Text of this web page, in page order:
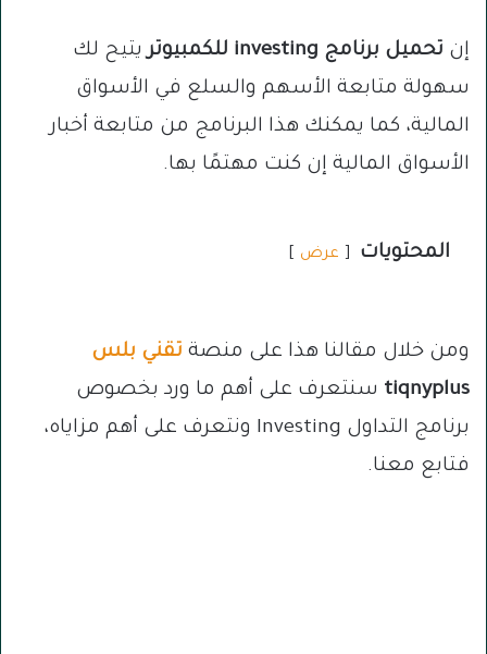
إن تحميل برنامج investing للكمبيوتر
يتيح لك
سهولة متابعة الأسهم والسلع في الأسواق
المالية، كما يمكنك هذا البرنامج من متابعة أخبار
الأسواق المالية إن كنت مهتمًا بها.
المحتويات عرض
ومن خلال مقالنا هذا على منصة تقني بلس
tiqnyplus سنتعرف على أهم ما ورد بخصوص
برنامج التداول Investing ونتعرف على أهم مزاياه،
فتابع معنا.